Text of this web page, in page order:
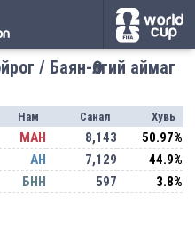
/ Баян-Өлгий аймаг
Нам Санал Хувь
МАН 8,143 50.97%
АН 7,129 44.9%
БНН 597 3.8%